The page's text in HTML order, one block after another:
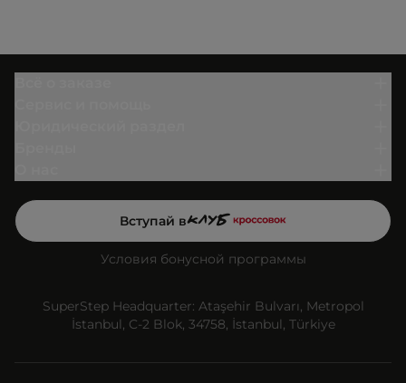
Вступай в
Условия бонусной программы
SuperStep Headquarter: Ataşehir Bulvarı, Metropol
İstanbul, C-2 Blok, 34758, İstanbul, Türkiye